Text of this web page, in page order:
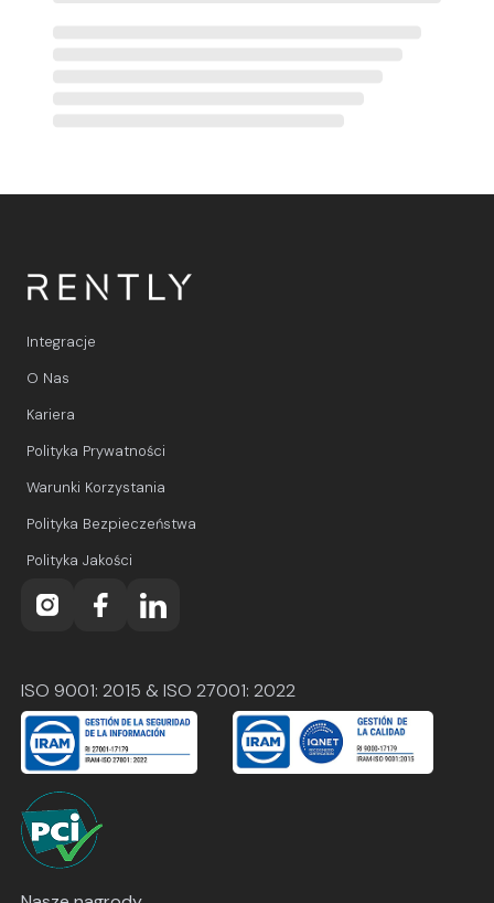
Integracje
O Nas
Kariera
Polityka Prywatności
Warunki Korzystania
Polityka Bezpieczeństwa
Polityka Jakości
ISO 9001: 2015 & ISO 27001: 2022